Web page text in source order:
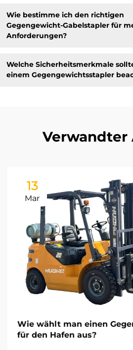
Wie bestimme ich den richtigen
Gegengewicht-Gabelstapler für
Anforderungen?
Welche Sicherheitsmerkmale
einem Gegengewichtsstapler
Verwandter
13
Mar
Wie wählt man einen
für den Hafen aus?